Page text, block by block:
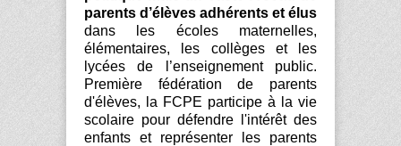
parents d’élèves adhérents et élus
dans les écoles maternelles,
élémentaires, les collèges et les
lycées de l’enseignement public.
Première fédération de parents
d'élèves, la FCPE participe à la vie
scolaire pour défendre l'intérêt des
enfants et représenter les parents